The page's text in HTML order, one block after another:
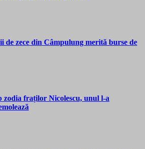
de zece din Câmpulung merită burse de
zodia fraților Nicolescu, unul l-a